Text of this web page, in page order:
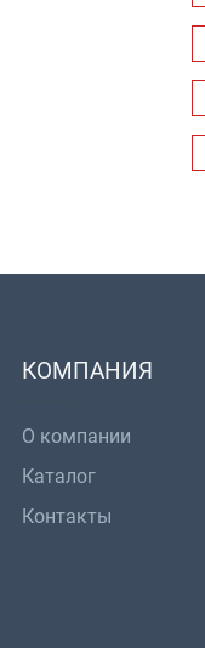
КОМПАНИЯ
О компании
Каталог
Контакты